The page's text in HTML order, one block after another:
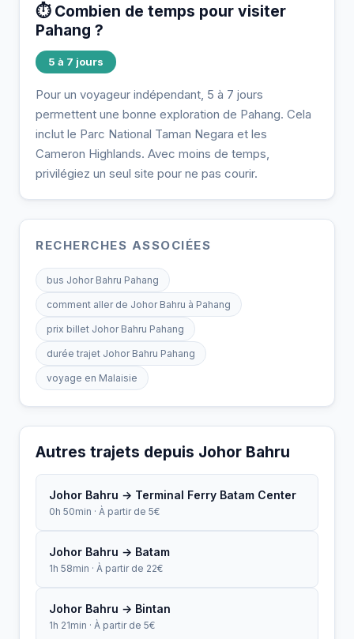
⏱️ Combien de temps pour visiter
Pahang ?
5 à 7 jours
Pour un voyageur indépendant, 5 à 7 jours
permettent une bonne exploration de Pahang. Cela
inclut le Parc National Taman Negara et les
Cameron Highlands. Avec moins de temps,
privilégiez un seul site pour ne pas courir.
RECHERCHES ASSOCIÉES
bus Johor Bahru Pahang
comment aller de Johor Bahru à Pahang
prix billet Johor Bahru Pahang
durée trajet Johor Bahru Pahang
voyage en Malaisie
Autres trajets depuis Johor Bahru
Johor Bahru → Terminal Ferry Batam Center
0h 50min · À partir de 5€
Johor Bahru → Batam
1h 58min · À partir de 22€
Johor Bahru → Bintan
1h 21min · À partir de 5€